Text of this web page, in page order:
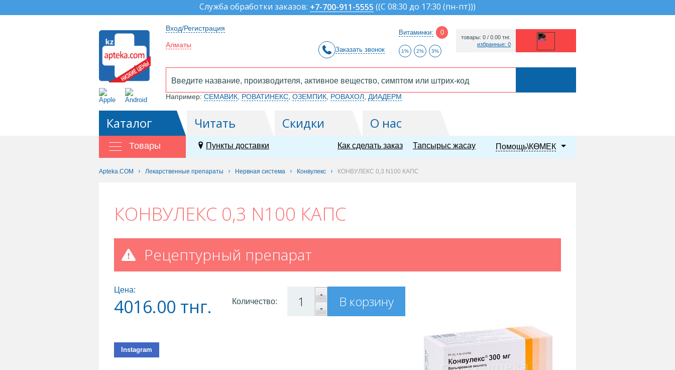
Служба обработки заказов: +7-700-911-5555 ((С 08:30 до 17:30 (пн-пт)))
Вход/Регистрация
Алматы
Заказать звонок
Витаминки: 0
1% 2% 3%
товары: 0 / 0.00 тнг.
избранные: 0
Например: СЕМАВИК РОВАТИНЕКС ОЗЕМПИК РОВАХОЛ ДИАДЕРМ
Каталог Читать Скидки О нас
Товары Пункты доставки Помощь\КӨМЕК
Тапсырыс жасау
Как сделать заказ
Apteka.COM Лекарственные препараты Нервная система Конвулекс КОНВУЛЕКС 0,3 N100 КАПС
КОНВУЛЕКС 0,3 N100 КАПС
Рецептурный препарат
Цена:
4016.00 тнг. В корзину
Количество:
Instagram